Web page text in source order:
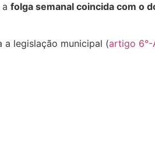
folga semanal coincida com o
a legislação municipal (artigo 6°-